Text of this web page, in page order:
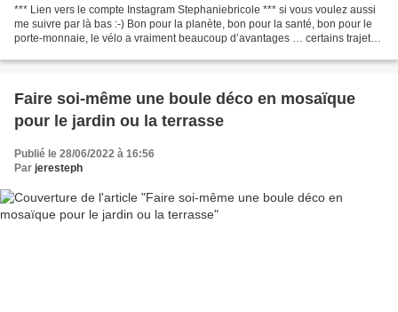
*** Lien vers le compte Instagram Stephaniebricole *** si vous voulez aussi
me suivre par là bas :-) Bon pour la planète, bon pour la santé, bon pour le
porte-monnaie, le vélo a vraiment beaucoup d’avantages … certains trajets
Faire soi-même une boule déco en mosaïque
pour le jardin ou la terrasse
Publié le 28/06/2022 à 16:56
Par jeresteph